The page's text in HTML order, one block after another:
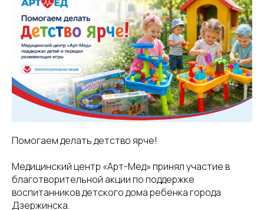
Помогаем делать детство ярче!
Медицинский центр «Арт-Мед» принял участие в
благотворительной акции по поддержке
воспитанников детского дома ребенка города
Дзержинска.